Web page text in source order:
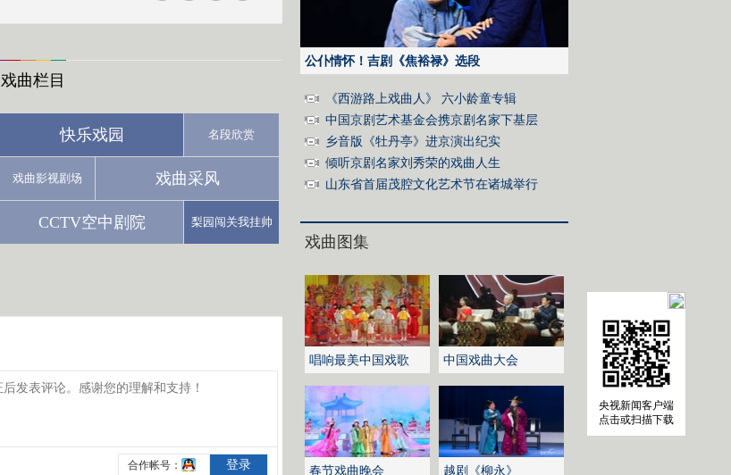
央视新闻客户端
点击或扫描下载
戏曲栏目
快乐戏园 名段欣赏
戏曲影视剧场 戏曲采风
CCTV空中剧院 梨园闯关我挂帅
公仆情怀！吉剧《焦裕禄》选段
《西游路上戏曲人》 六小龄童专辑
中国京剧艺术基金会携京剧名家下基层
乡音版《牡丹亭》进京演出纪实
倾听京剧名家刘秀荣的戏曲人生
山东省首届茂腔文化艺术节在诸城举行
戏曲图集
唱响最美中国戏歌 中国戏曲大会
春节戏曲晚会 越剧《柳永》